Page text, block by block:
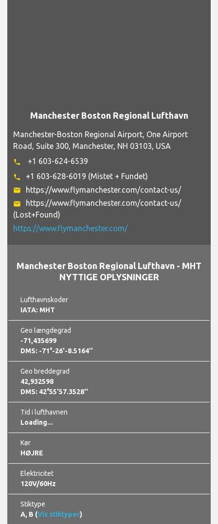
Manchester-Boston Regional Airport, One Airport
phone +1 603-628-6019 (Mistet + Fundet)
email https://www.flymanchester.com/contact-us/
email
https://www.flymanchester.com/contact-us/
(Lost+Found)
Manchester Boston Regional Lufthavn -
NYTTIGE OPLYSNINGER
Lufthavnskoder
IATA: MHT
Geo længdegrad
-71,435699
DMS: -71°-26'-8.5164''
Geo breddegrad
42,932598
DMS: 42°55'57.3528''
Tid i lufthavnen
Loading...
Kør
HØJRE
Elektricitet
120V/60Hz